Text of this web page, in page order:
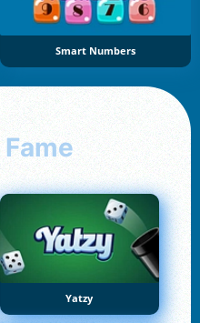
Smart Numbers
Fame
Yatzy